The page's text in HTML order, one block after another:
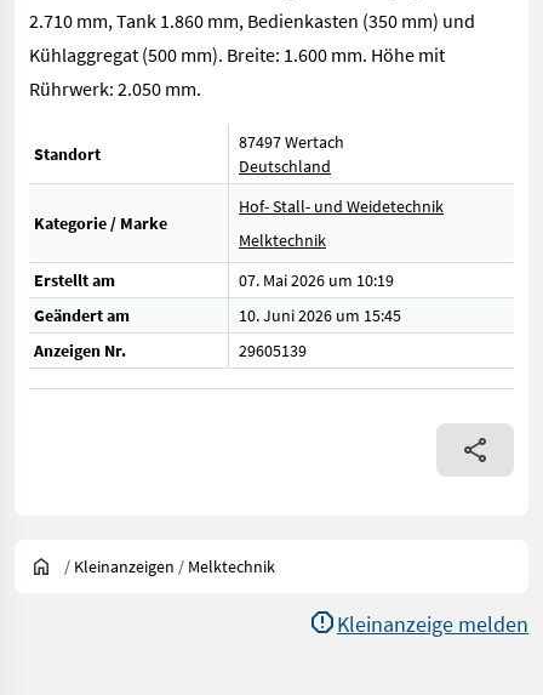
2.710 mm, Tank 1.860 mm, Bedienkasten (350 mm) und
Kühlaggregat (500 mm). Breite: 1.600 mm. Höhe mit
Rührwerk: 2.050 mm.
Standort
87497 Wertach
Deutschland
Kategorie / Marke
Hof- Stall- und Weidetechnik
Melktechnik
Erstellt am
07. Mai 2026 um 10:19
Geändert am
10. Juni 2026 um 15:45
Anzeigen Nr.
29605139
/ Kleinanzeigen / Melktechnik
Kleinanzeige melden